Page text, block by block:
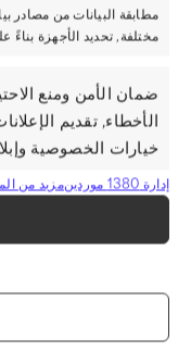
مطابقة البيانات من مصادر
مختلفة, تحديد الأجهزة بناءً
ضمان الأمن ومنع
الأخطاء, تقديم
خيارات الخصوصية
إدارة 1380 موردين مزيد من